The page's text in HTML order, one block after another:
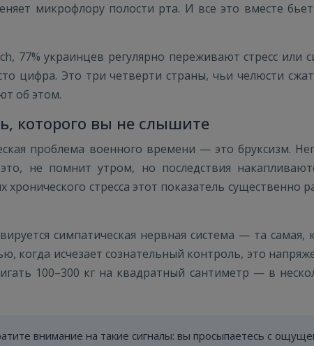
микрофлору полости рта. И все это вместе
77% украинцев регулярно переживают стресс
цифра. Это три четверти страны, чьи челюсти
об этом.
которого вы не слышите
проблема военного времени — это бруксизм.
не помнит утром, но последствия
хронического стресса этот показатель
симпатическая нервная система — та
исчезает сознательный контроль, это
100–300 кг на квадратный сантиметр — в
внимание на такие сигналы: вы просыпаетесь с